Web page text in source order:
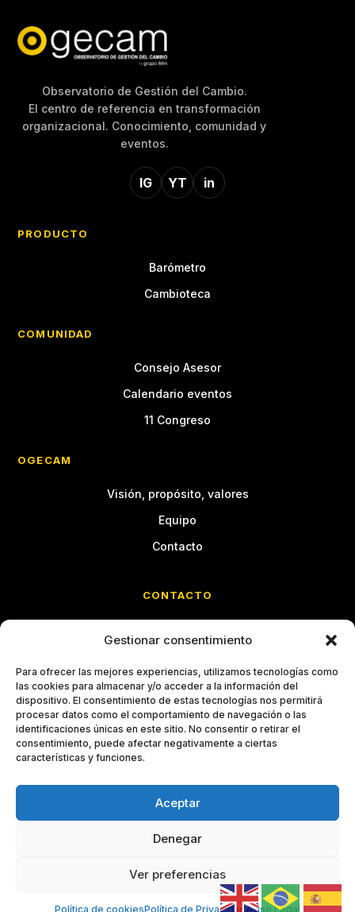
Gestionar consentimiento
Para ofrecer las mejores experiencias, utilizamos tecnologías como
las cookies para almacenar y/o acceder a la información del
dispositivo. El consentimiento de estas tecnologías nos permitirá
procesar datos como el comportamiento de navegación o las
identificaciones únicas en este sitio. No consentir o retirar el
consentimiento, puede afectar negativamente a ciertas
características y funciones.
Aceptar
Denegar
Ver preferencias
Política de cookiesPolítica de PrivacidadAviso Legal
Observatorio de Gestión del Cambio.
El centro de referencia en transformación
organizacional. Conocimiento, comunidad y
eventos.
IG YT in
PRODUCTO
Barómetro
Cambioteca
COMUNIDAD
Consejo Asesor
Calendario eventos
11 Congreso
OGECAM
Visión, propósito, valores
Equipo
Contacto
CONTACTO
Entreplanta C · Chamberí
imm@grupoimm.com
914 26 66 69
CookiesAccesibilidad